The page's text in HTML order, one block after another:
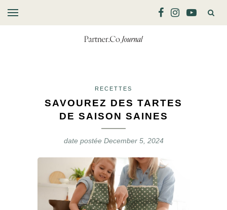
RECETTES
SAVOUREZ DES TARTES
DE SAISON SAINES
date postée December 5, 2024